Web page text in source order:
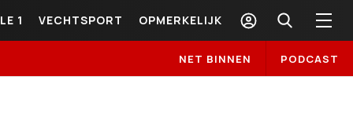
1 VECHTSPORT OPMERKELIJK
NET BINNEN PODCAST